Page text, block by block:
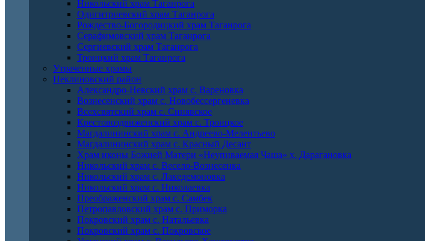
Никольский храм Таганрога
Одигитриевский храм Таганрога
Рождество-Богородицкий храм Таганрога
Серафимовский храм Таганрога
Сергиевский храм Таганрога
Троицкий храм Таганрога
Утраченные храмы
Неклиновский район
Александро-Невский храм с. Вареновка
Вознесенский храм с. Новобессергеневка
Всехсвятский храм с. Синявское
Крестовоздвиженский храм с. Троицкое
Магдалининский храм с. Андреево-Мелентьево
Магдалининский храм с. Красный Десант
Храм иконы Божией Матери «Неупиваемая Чаша» х. Дарагановка
Никольский храм с. Весело-Вознесенка
Никольский храм с. Лакедемоновка
Никольский храм с. Николаевка
Преображенский храм с. Самбек
Петропавловский храм с. Приморка
Покровский храм с. Натальевка
Покровский храм с. Покровское